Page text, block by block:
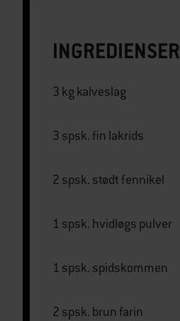
INGREDIENSER
3 kg kalveslag
3 spsk. fin lakrids
2 spsk. stødt fennikel
1 spsk. hvidløgs pulver
1 spsk. spidskommen
2 spsk. brun farin